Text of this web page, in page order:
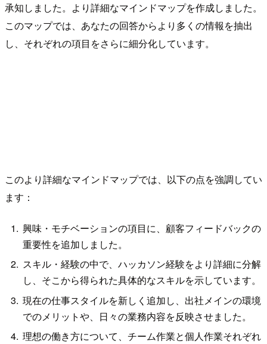
承知しました。より詳細なマインドマップを作成しました。
このマップでは、あなたの回答からより多くの情報を抽出
し、それぞれの項目をさらに細分化しています。
このより詳細なマインドマップでは、以下の点を強調してい
ます：
興味・モチベーションの項目に、顧客フィードバックの
重要性を追加しました。
スキル・経験の中で、ハッカソン経験をより詳細に分解
し、そこから得られた具体的なスキルを示しています。
現在の仕事スタイルを新しく追加し、出社メインの環境
でのメリットや、日々の業務内容を反映させました。
理想の働き方について、チーム作業と個人作業それぞれ